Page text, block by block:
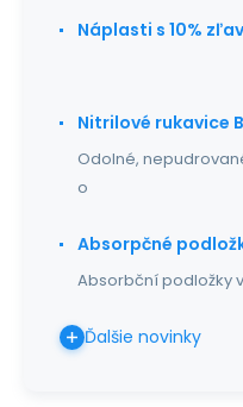
Náplasti s 10%
Nitrilové rukavice
Odolné,
o
Absorpčné
Absorbční podložky
Ďalšie novinky